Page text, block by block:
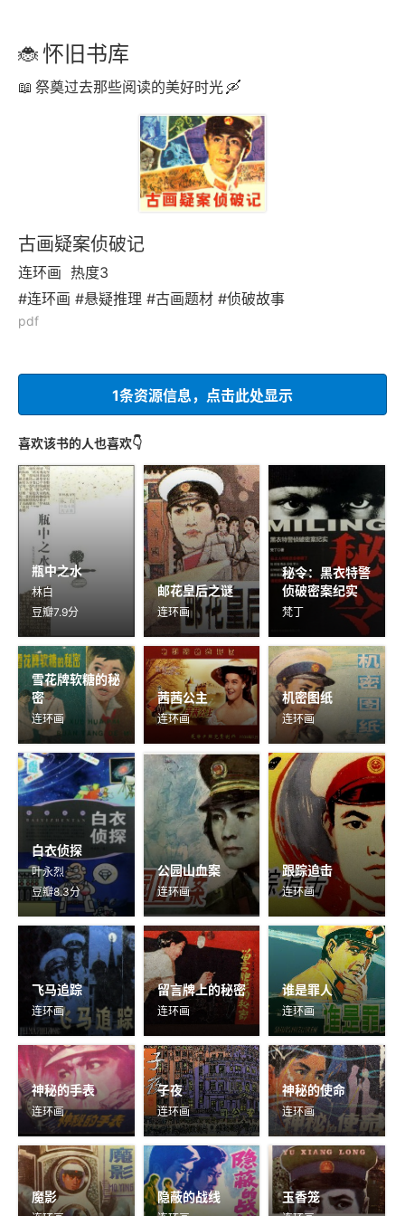
怀旧书库
祭奠过去那些阅读的美好时光
古画疑案侦破记
连环画 热度3
#连环画 #悬疑推理 #古画题材 #侦破故事
pdf
1条资源信息，点击此处显示
喜欢该书的人也喜欢👇
瓶中之水
林白
豆瓣7.9分
邮花皇后之谜
连环画
秘令：黑衣特警
侦破密案纪实
梵丁
雪花牌软糖的秘
密
连环画
茜茜公主
连环画
机密图纸
连环画
白衣侦探
叶永烈
豆瓣8.3分
公园山血案
连环画
跟踪追击
连环画
飞马追踪
连环画
留言牌上的秘密
连环画
谁是罪人
连环画
神秘的手表
连环画
子夜
连环画
神秘的使命
连环画
魔影 隐蔽的战线 玉香笼